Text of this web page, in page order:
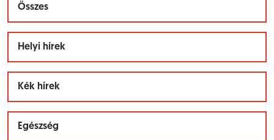
Összes
Helyi hírek
Kék hírek
Egészség